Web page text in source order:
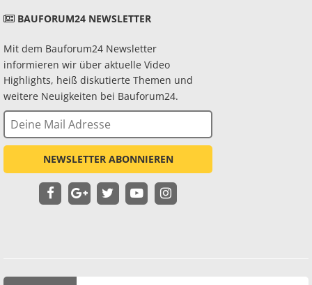
BAUFORUM24 NEWSLETTER
Mit dem Bauforum24 Newsletter
informieren wir über aktuelle Video
Highlights, heiß diskutierte Themen und
weitere Neuigkeiten bei Bauforum24.
NEWSLETTER ABONNIEREN